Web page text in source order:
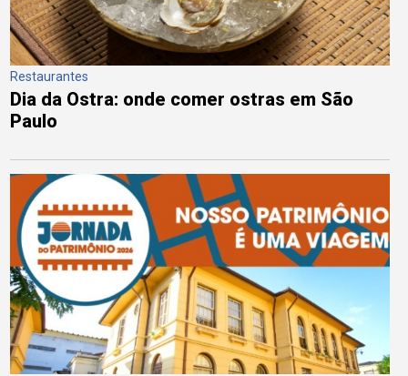
Restaurantes
Dia da Ostra: onde comer ostras em São
Paulo